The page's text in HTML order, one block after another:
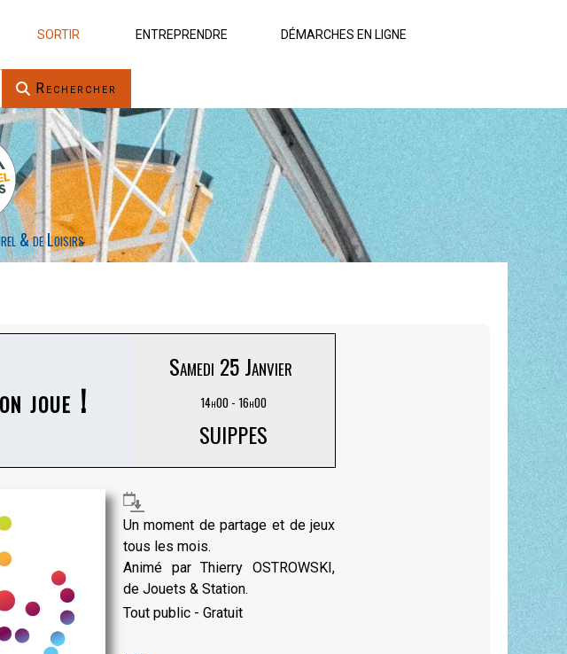
SORTIR ENTREPRENDRE DÉMARCHES EN LIGNE
Rechercher
& de Loisirs
joue !
Samedi 25 Janvier
14h00 - 16h00
SUIPPES
Un moment de partage et de jeux
tous les mois.
Animé par Thierry OSTROWSKI,
de Jouets & Station.
Tout public - Gratuit